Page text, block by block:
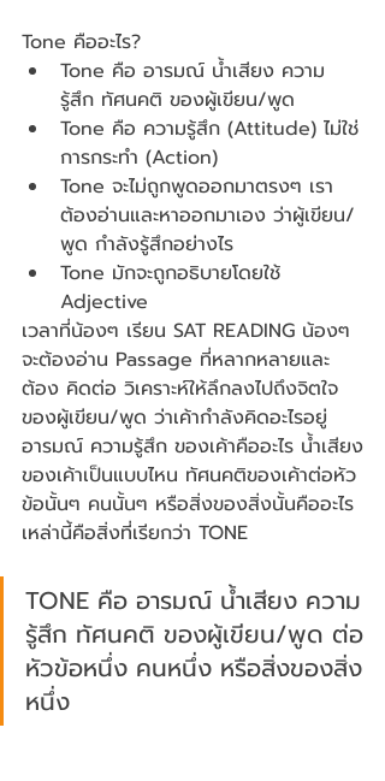
Tone คืออะไร?
Tone คือ อารมณ์ น้ำเสียง ความ
รู้สึก ทัศนคติ ของผู้เขียน/พูด
Tone คือ ความรู้สึก (Attitude) ไม่ใช่
การกระทำ (Action)
Tone จะไม่ถูกพูดออกมาตรงๆ เรา
ต้องอ่านและหาออกมาเอง ว่าผู้เขียน/
พูด กำลังรู้สึกอย่างไร
Tone มักจะถูกอธิบายโดยใช้
Adjective
เวลาที่น้องๆ เรียน SAT READING น้องๆ
จะต้องอ่าน Passage ที่หลากหลายและ
ต้อง คิดต่อ วิเคราะห์ให้ลึกลงไปถึงจิตใจ
ของผู้เขียน/พูด ว่าเค้ากำลังคิดอะไรอยู่
อารมณ์ ความรู้สึก ของเค้าคืออะไร น้ำเสียง
ของเค้าเป็นแบบไหน ทัศนคติของเค้าต่อหัว
ข้อนั้นๆ คนนั้นๆ หรือสิ่งของสิ่งนั้นคืออะไร
เหล่านี้คือสิ่งที่เรียกว่า TONE
TONE คือ อารมณ์ น้ำเสียง ความ
รู้สึก ทัศนคติ ของผู้เขียน/พูด ต่อ
หัวข้อหนึ่ง คนหนึ่ง หรือสิ่งของสิ่ง
หนึ่ง